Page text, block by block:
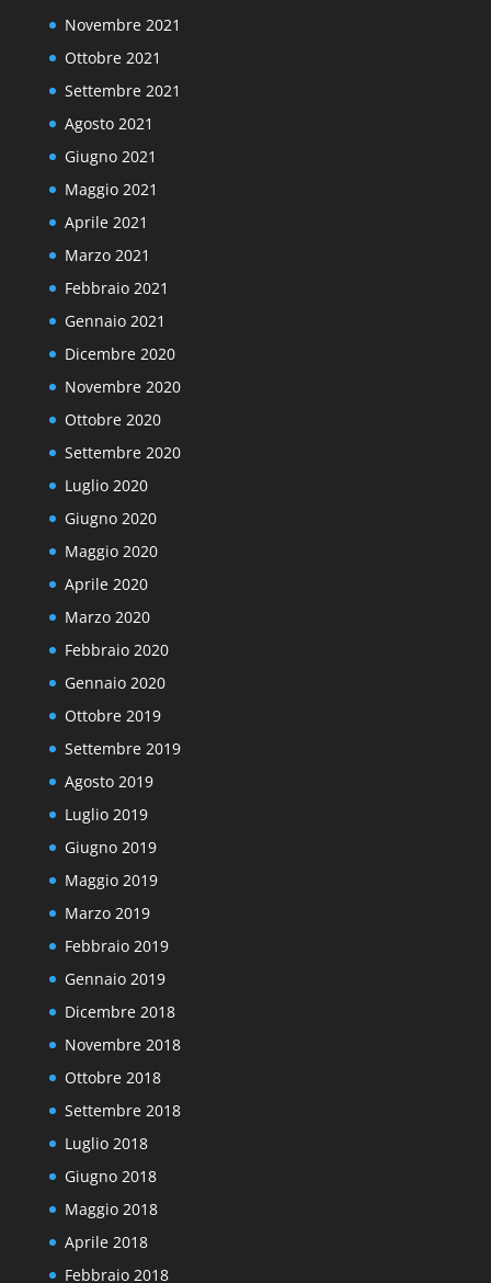
Novembre 2021
Ottobre 2021
Settembre 2021
Agosto 2021
Giugno 2021
Maggio 2021
Aprile 2021
Marzo 2021
Febbraio 2021
Gennaio 2021
Dicembre 2020
Novembre 2020
Ottobre 2020
Settembre 2020
Luglio 2020
Giugno 2020
Maggio 2020
Aprile 2020
Marzo 2020
Febbraio 2020
Gennaio 2020
Ottobre 2019
Settembre 2019
Agosto 2019
Luglio 2019
Giugno 2019
Maggio 2019
Marzo 2019
Febbraio 2019
Gennaio 2019
Dicembre 2018
Novembre 2018
Ottobre 2018
Settembre 2018
Luglio 2018
Giugno 2018
Maggio 2018
Aprile 2018
Febbraio 2018